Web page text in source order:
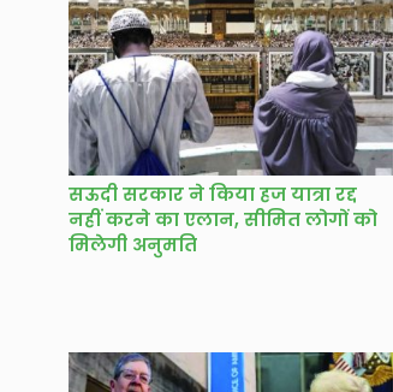
सऊदी सरकार ने किया हज यात्रा रद्द
नहीं करने का एलान, सीमित लोगों को
मिलेगी अनुमति